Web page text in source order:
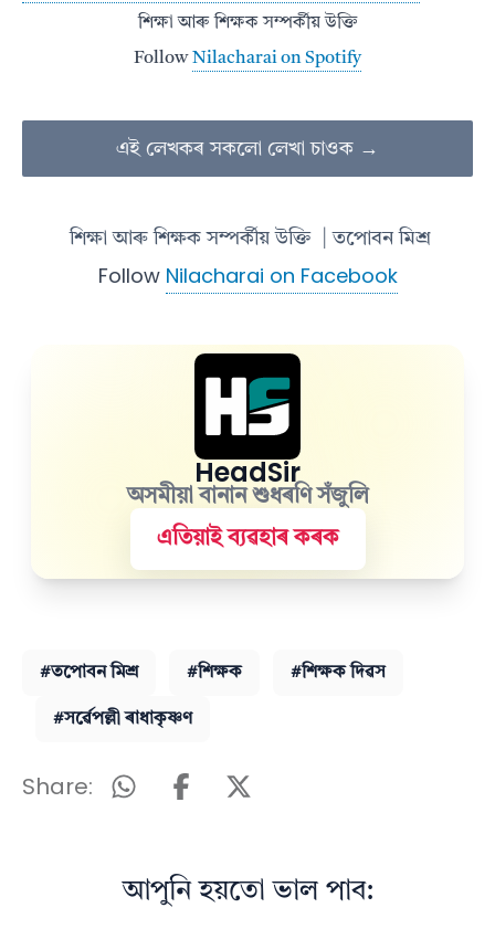
শিক্ষা আৰু শিক্ষক সম্পৰ্কীয় উক্তি
FollowNilacharai on Spotify
এই লেখকৰ সকলো লেখা চাওক →
শিক্ষা আৰু শিক্ষক সম্পৰ্কীয় উক্তি | তপোবন মিশ্ৰ
Follow Nilacharai on Facebook
HeadSir
অসমীয়া বানান শুধৰণি সঁজুলি
এতিয়াই ব্যৱহাৰ কৰক
#তপোবন মিশ্ৰ #শিক্ষক #শিক্ষক দিৱস
#সৰ্ৱেপল্লী ৰাধাকৃষ্ণণ
Share:
আপুনি হয়তো ভাল পাব: